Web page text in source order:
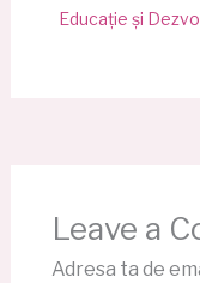
Educație și
Leave a
Adresa ta de